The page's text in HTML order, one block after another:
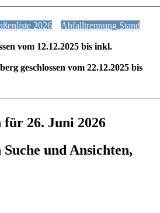
2026
Abfalltrennung Stand
vom 12.12.2025 bis inkl.
geschlossen vom 22.12.2025 bis
für 26. Juni 2026
und Ansichten,